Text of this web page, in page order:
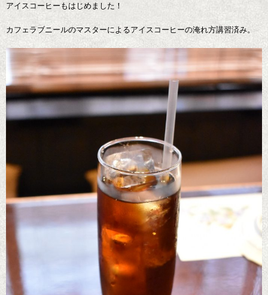
アイスコーヒーもはじめました！
カフェラブニールのマスターによるアイスコーヒーの淹れ方講習済み。